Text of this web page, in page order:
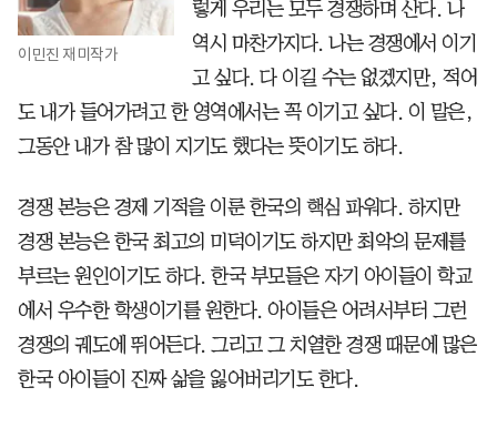
이민진 재미작가
렇게 우리는 모두 경쟁하며 산다. 나
역시 마찬가지다. 나는 경쟁에서 이기
고 싶다. 다 이길 수는 없겠지만, 적어
도 내가 들어가려고 한 영역에서는 꼭 이기고 싶다. 이 말은,
그동안 내가 참 많이 지기도 했다는 뜻이기도 하다.
경쟁 본능은 경제 기적을 이룬 한국의 핵심 파워다. 하지만
경쟁 본능은 한국 최고의 미덕이기도 하지만 최악의 문제를
부르는 원인이기도 하다. 한국 부모들은 자기 아이들이 학교
에서 우수한 학생이기를 원한다. 아이들은 어려서부터 그런
경쟁의 궤도에 뛰어든다. 그리고 그 치열한 경쟁 때문에 많은
한국 아이들이 진짜 삶을 잃어버리기도 한다.